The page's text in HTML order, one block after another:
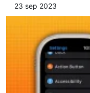
23 sep 2023